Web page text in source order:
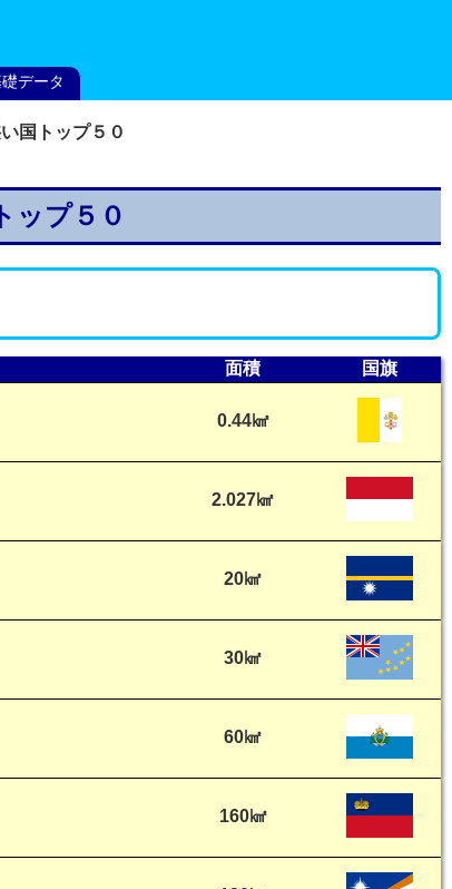
データ
国トップ５０
ップ５０
面積 国旗
0.44㎢
2.027㎢
20㎢
30㎢
60㎢
160㎢